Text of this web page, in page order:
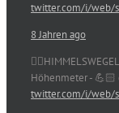
twitter.com/i/web/
8 Jahren ago
Höhenmeter -
twitter.com/i/web/